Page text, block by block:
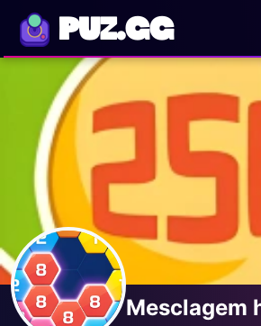
PUZ.GG
Mesclagem